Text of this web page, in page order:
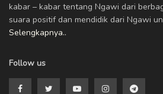
kabar – kabar tentang Ngawi dari
suara positif dan mendidik dari Ngawi
Selengkapnya..
Follow us